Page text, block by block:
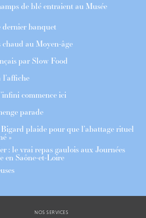
de blé entraient au Musée
dernier banquet
au Moyen-âge
par Slow Food
commence ici
parade
plaide pour que l’abattage rituel
»
: le vrai repas gaulois aux Journées
en Saône-et-Loire
NOS SERVICES